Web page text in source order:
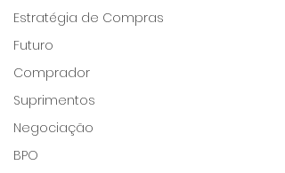
Estratégia de Compras
Futuro
Comprador
Suprimentos
Negociação
BPO